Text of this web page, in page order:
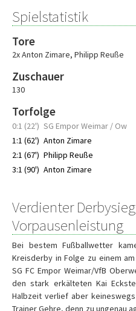
Spielstatistik
Tore
2x Anton Zimare, Philipp Reuße
Zuschauer
130
Torfolge
0:1 (22') SG Empor Weimar / Ow
1:1 (62') Anton Zimare
2:1 (67') Philipp Reuße
3:1 (90') Anton Zimare
Verdienter
Vorpausenleistung
Bei bestem Fußballwetter
Kreisderby in Folge zu einem
SG FC Empor Weimar/VfB
den stark erkälteten Kai
Halbzeit verlief aber
Trainer Gehre, denn zu ungenau